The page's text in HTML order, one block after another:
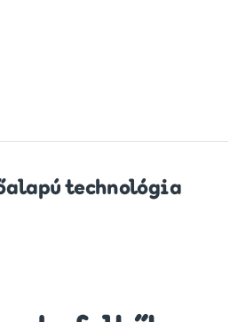
technológia